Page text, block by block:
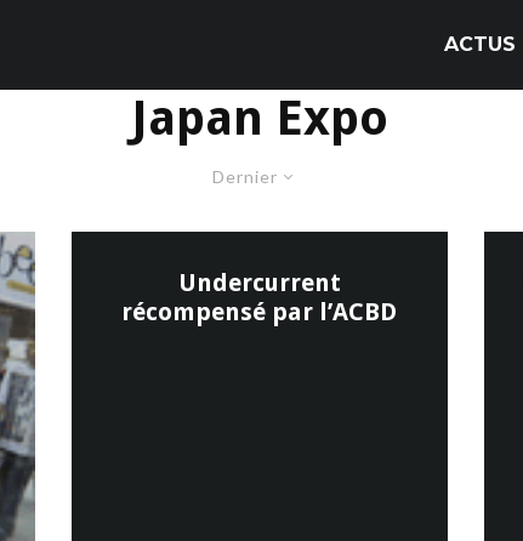
ACTUS
Japan Expo
Dernier
Undercurrent
récompensé par l’ACBD